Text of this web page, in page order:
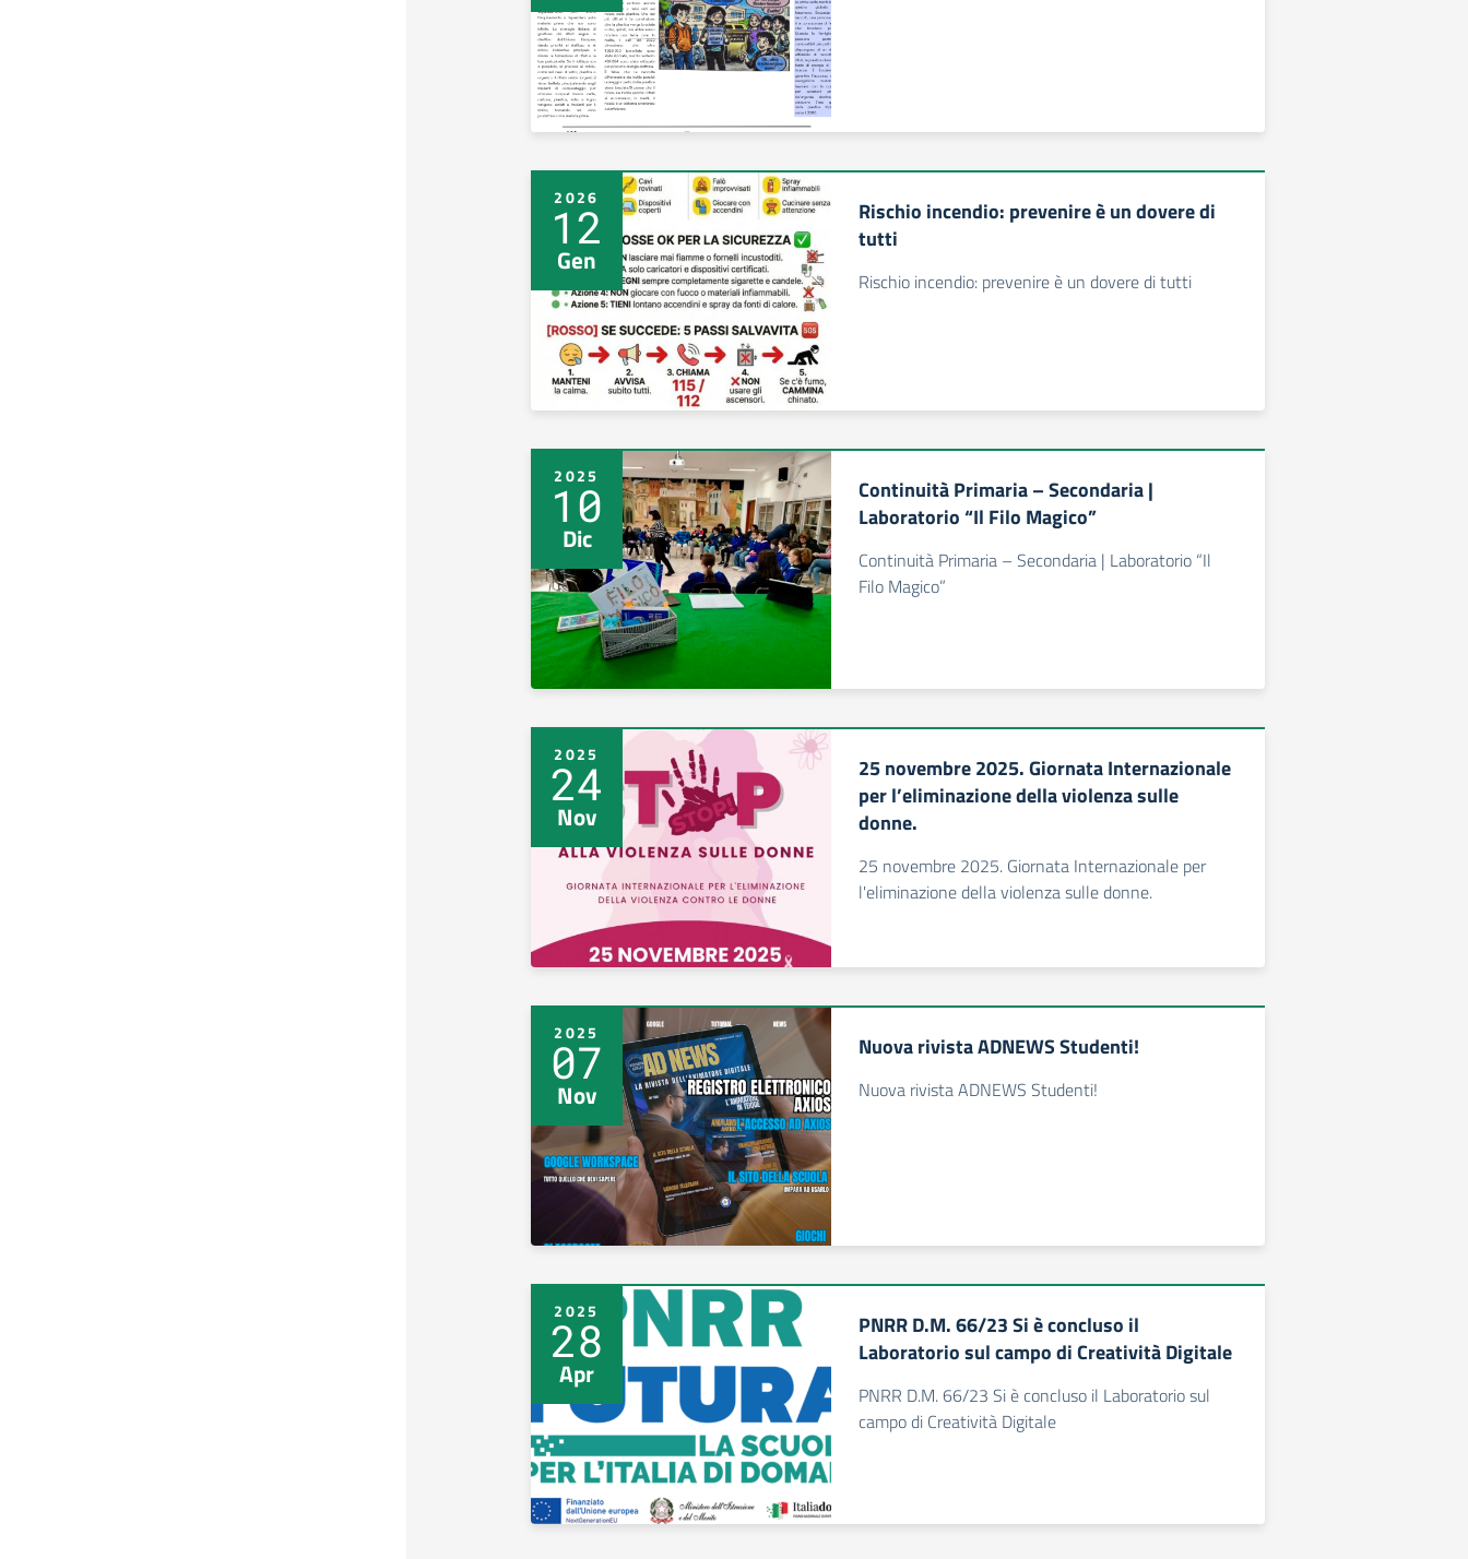
2026
12
Gen
Rischio incendio: prevenire è un dovere di
tutti
Rischio incendio: prevenire è un dovere di tutti
2025
10
Dic
Continuità Primaria – Secondaria |
Laboratorio “Il Filo Magico”
Continuità Primaria – Secondaria | Laboratorio “Il
Filo Magico”
2025
24
Nov
25 novembre 2025. Giornata Internazionale
per l’eliminazione della violenza sulle
donne.
25 novembre 2025. Giornata Internazionale per
l'eliminazione della violenza sulle donne.
2025
07
Nov
Nuova rivista ADNEWS Studenti!
Nuova rivista ADNEWS Studenti!
2025
28
Apr
PNRR D.M. 66/23 Si è concluso il
Laboratorio sul campo di Creatività Digitale
PNRR D.M. 66/23 Si è concluso il Laboratorio sul
campo di Creatività Digitale